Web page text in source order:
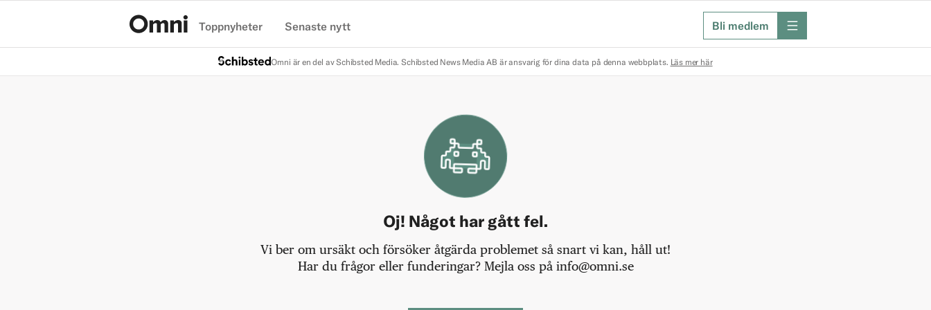
Toppnyheter Senaste nytt Bli medlem meny
Omni är en del av Schibsted Media. Schibsted News Media AB är ansvarig för dina data på denna webbplats. Läs mer här
Oj! Något har gått fel.
Vi ber om ursäkt och försöker åtgärda problemet så snart vi kan, håll ut!
Har du frågor eller funderingar? Mejla oss på info@omni.se